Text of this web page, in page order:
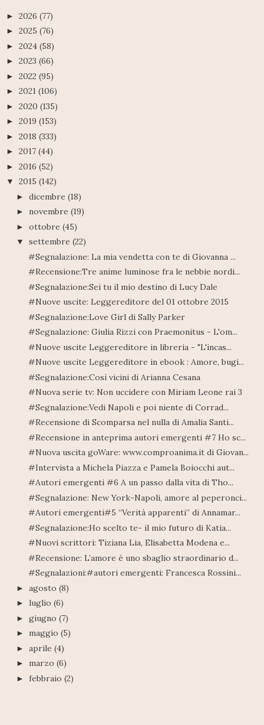
► 2026 (77)
► 2025 (76)
► 2024 (58)
► 2023 (66)
► 2022 (95)
► 2021 (106)
► 2020 (135)
► 2019 (153)
► 2018 (333)
► 2017 (44)
► 2016 (52)
▼ 2015 (142)
► dicembre (18)
► novembre (19)
► ottobre (45)
▼ settembre (22)
#Segnalazione: La mia vendetta con te di Giovanna ...
#Recensione:Tre anime luminose fra le nebbie nordi...
#Segnalazione:Sei tu il mio destino di Lucy Dale
#Nuove uscite: Leggereditore del 01 ottobre 2015
#Segnalazione:Love Girl di Sally Parker
#Segnalazione: Giulia Rizzi con Praemonitus - L'om...
#Nuove uscite Leggereditore in libreria - "L'incas...
#Nuove uscite Leggereditore in ebook : Amore, bugi...
#Segnalazione:Così vicini di Arianna Cesana
#Nuova serie tv: Non uccidere con Miriam Leone rai 3
#Segnalazione:Vedi Napoli e poi niente di Corrad...
#Recensione di Scomparsa nel nulla di Amalia Santi...
#Recensione in anteprima autori emergenti #7 Ho sc...
#Nuova uscita goWare: www.comproanima.it di Giovan...
#Intervista a Michela Piazza e Pamela Boiocchi aut...
#Autori emergenti #6 A un passo dalla vita di Tho...
#Segnalazione: New York-Napoli, amore al peperonci...
#Autori emergenti#5 “Verità apparenti” di Annamar...
#Segnalazione:Ho scelto te- il mio futuro di Katia...
#Nuovi scrittori: Tiziana Lia, Elisabetta Modena e...
#Recensione: L’amore è uno sbaglio straordinario d...
#Segnalazioni:#autori emergenti: Francesca Rossini...
► agosto (8)
► luglio (6)
► giugno (7)
► maggio (5)
► aprile (4)
► marzo (6)
► febbraio (2)